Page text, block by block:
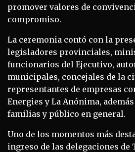
promover valores de
compromiso.
La ceremonia contó con la
legisladores provinciales,
funcionarios del Ejecutivo,
municipales, concejales de la
representantes de empresas
Energies y La Anónima,
familias y público en general.
Uno de los momentos más
ingreso de las delegaciones de